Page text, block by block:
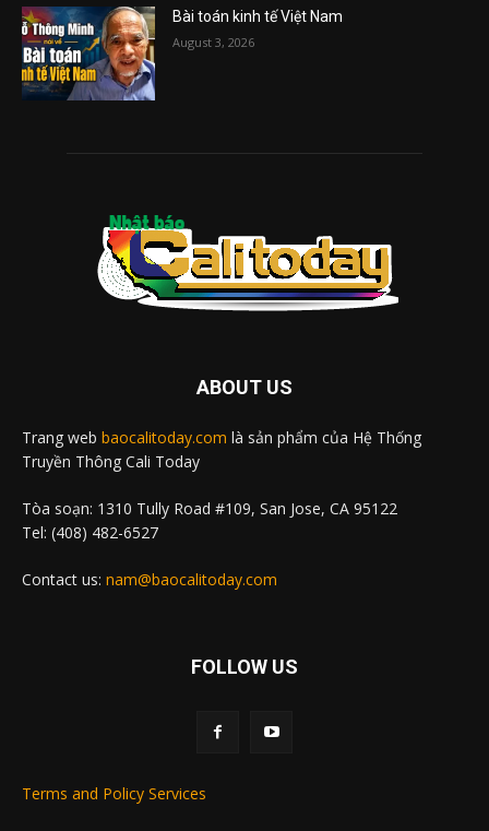
Bài toán kinh tế Việt Nam
August 3, 2026
ABOUT US
Trang web baocalitoday.com là sản phẩm của Hệ Thống
Truyền Thông Cali Today
Tòa soạn: 1310 Tully Road #109, San Jose, CA 95122
Tel: (408) 482-6527
Contact us: nam@baocalitoday.com
FOLLOW US
Terms and Policy Services